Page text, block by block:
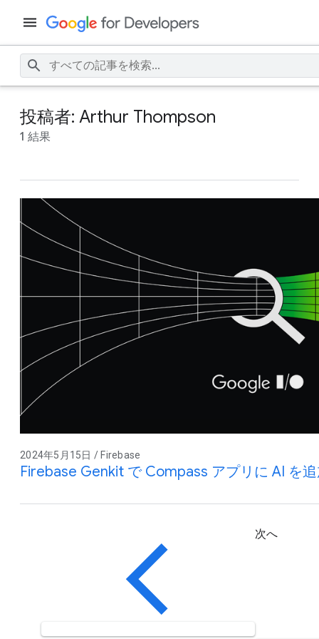
投稿者: Arthur Thompson
1 結果
2024年5月15日 / Firebase
Firebase Genkit で Compass アプリに AI を
次へ